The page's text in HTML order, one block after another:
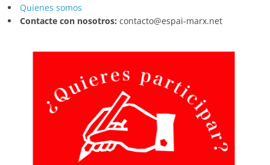
Quienes somos
Contacte con nosotros: contacto@espai-marx.net